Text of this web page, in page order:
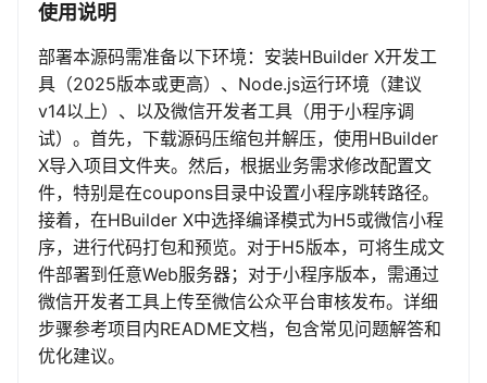
使用说明
部署本源码需准备以下环境：安装HBuilder X开发工
具（2025版本或更高）、Node.js运行环境（建议
v14以上）、以及微信开发者工具（用于小程序调
试）。首先，下载源码压缩包并解压，使用HBuilder
X导入项目文件夹。然后，根据业务需求修改配置文
件，特别是在coupons目录中设置小程序跳转路径。
接着，在HBuilder X中选择编译模式为H5或微信小程
序，进行代码打包和预览。对于H5版本，可将生成文
件部署到任意Web服务器；对于小程序版本，需通过
微信开发者工具上传至微信公众平台审核发布。详细
步骤参考项目内README文档，包含常见问题解答和
优化建议。